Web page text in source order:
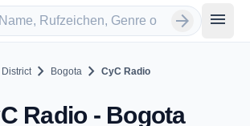
arrow_forward menu
chevron_right Bogota chevron_right CyC Radio
Radio - Bogota